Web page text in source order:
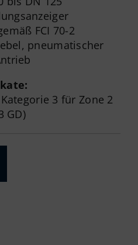
FCI 70-2
pneumatischer
Kategorie 3 für Zone 2
GD)